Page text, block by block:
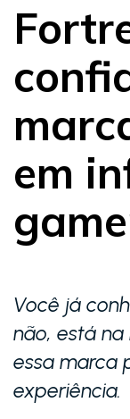
em
Você já
não, está
essa marca
experiência.